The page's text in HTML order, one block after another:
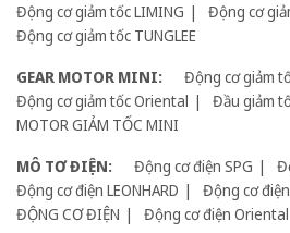
Động cơ giảm tốc LIMING
Động cơ
Động cơ giảm tốc TUNGLEE
GEAR MOTOR MINI:
Động cơ giảm
Động cơ giảm tốc Oriental
Đầu giảm
MOTOR GIẢM TỐC MINI
MÔ TƠ ĐIỆN:
Động cơ điện SPG
Động cơ điện LEONHARD
Động cơ điện
ĐỘNG CƠ ĐIỆN
Động cơ điện Oriental